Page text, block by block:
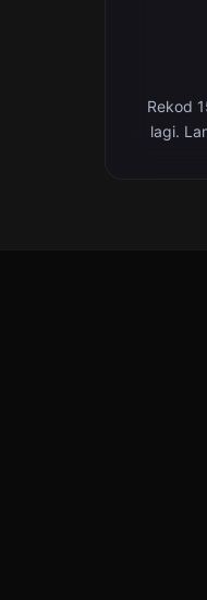
Rekod
lagi.